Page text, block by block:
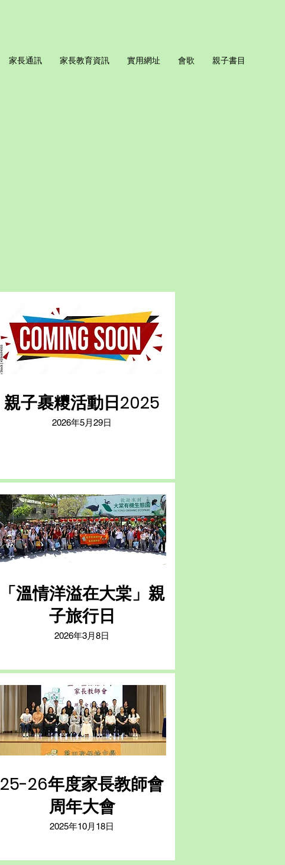
家長通訊 家長教育資訊 實用網址 會歌 親子書目
親子裹糭活動日2025
2026年5月29日
「溫情洋溢在大棠」親
子旅行日
2026年3月8日
25-26年度家長教師會
周年大會
2025年10月18日